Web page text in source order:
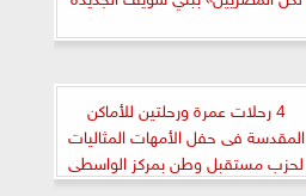
4 رحلات عمرة ورحلتين للأماكن
المقدسة فى حفل الأمهات المثاليات
لحزب مستقبل وطن بمركز الواسطى
ببنى سويف